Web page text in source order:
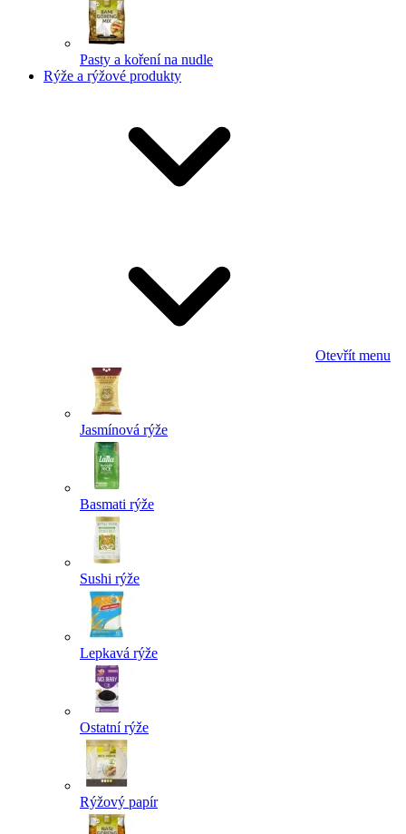
Pasty a koření na nudle
Rýže a rýžové produkty
Otevřít menu
Jasmínová rýže
Basmati rýže
Sushi rýže
Lepkavá rýže
Ostatní rýže
Rýžový papír